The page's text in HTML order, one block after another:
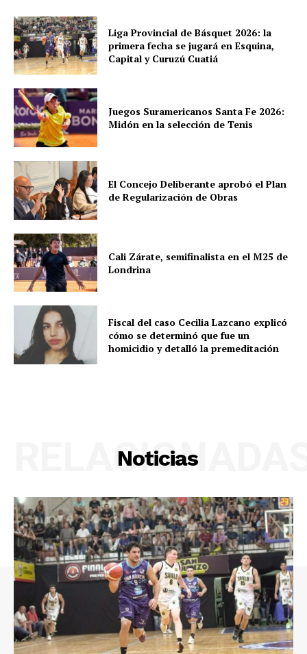
Liga Provincial de Básquet 2026: la
primera fecha se jugará en Esquina,
Capital y Curuzú Cuatiá
Juegos Suramericanos Santa Fe 2026:
Midón en la selección de Tenis
El Concejo Deliberante aprobó el Plan
de Regularización de Obras
Cali Zárate, semifinalista en el M25 de
Londrina
Fiscal del caso Cecilia Lazcano explicó
cómo se determinó que fue un
homicidio y detalló la premeditación
Noticias